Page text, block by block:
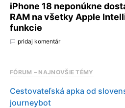
iPhone 18 neponúkne
RAM na všetky Apple
funkcie
pridaj komentár
FÓRUM – NAJNOVŠIE TÉMY
Cestovateľská apka od
journeybot